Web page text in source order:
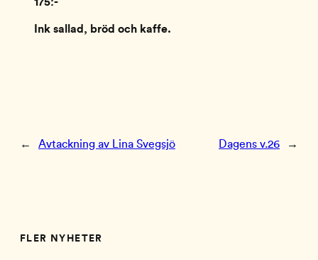
Ink sallad, bröd och kaffe.
← Avtackning av Lina Svegsjö Dagens v.26 →
FLER NYHETER